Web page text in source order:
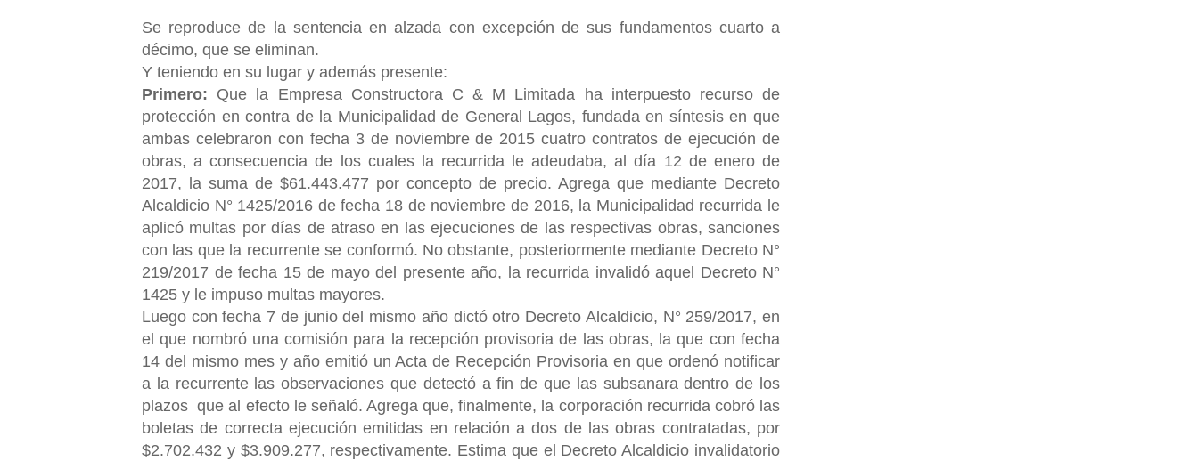
Se reproduce de la sentencia en alzada con excepción de sus fundamentos cuarto a
décimo, que se eliminan.
Y teniendo en su lugar y además presente:
Primero: Que la Empresa Constructora C & M Limitada ha interpuesto recurso de
protección en contra de la Municipalidad de General Lagos, fundada en síntesis en que
ambas celebraron con fecha 3 de noviembre de 2015 cuatro contratos de ejecución de
obras, a consecuencia de los cuales la recurrida le adeudaba, al día 12 de enero de
2017, la suma de $61.443.477 por concepto de precio. Agrega que mediante Decreto
Alcaldicio N° 1425/2016 de fecha 18 de noviembre de 2016, la Municipalidad recurrida le
aplicó multas por días de atraso en las ejecuciones de las respectivas obras, sanciones
con las que la recurrente se conformó. No obstante, posteriormente mediante Decreto N°
219/2017 de fecha 15 de mayo del presente año, la recurrida invalidó aquel Decreto N°
1425 y le impuso multas mayores.
Luego con fecha 7 de junio del mismo año dictó otro Decreto Alcaldicio, N° 259/2017, en
el que nombró una comisión para la recepción provisoria de las obras, la que con fecha
14 del mismo mes y año emitió un Acta de Recepción Provisoria en que ordenó notificar
a la recurrente las observaciones que detectó a fin de que las subsanara dentro de los
plazos que al efecto le señaló. Agrega que, finalmente, la corporación recurrida cobró las
boletas de correcta ejecución emitidas en relación a dos de las obras contratadas, por
$2.702.432 y $3.909.277, respectivamente. Estima que el Decreto Alcaldicio invalidatorio